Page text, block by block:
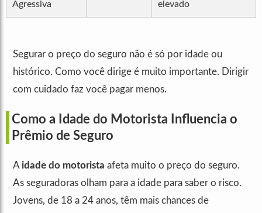
Agressiva
elevado
Segurar o preço do seguro não é só por idade ou
histórico. Como você dirige é muito importante. Dirigir
com cuidado faz você pagar menos.
Como a Idade do Motorista Influencia o
Prêmio de Seguro
A idade do motorista afeta muito o preço do seguro.
As seguradoras olham para a idade para saber o risco.
Jovens, de 18 a 24 anos, têm mais chances de